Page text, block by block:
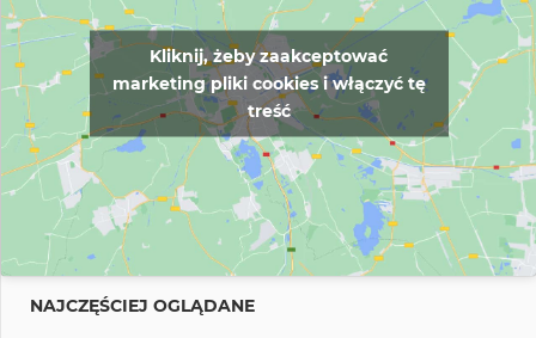
Kliknij, żeby zaakceptować
marketing pliki cookies i włączyć tę
treść
NAJCZĘŚCIEJ OGLĄDANE